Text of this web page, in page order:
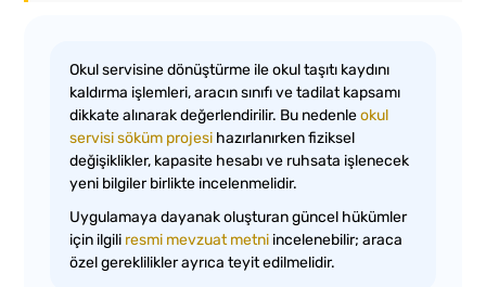
Okul servisine dönüştürme ile okul taşıtı kaydını
kaldırma işlemleri, aracın sınıfı ve tadilat kapsamı
dikkate alınarak değerlendirilir. Bu nedenleokul
servisi söküm projesi hazırlanırken fiziksel
değişiklikler, kapasite hesabı ve ruhsata işlenecek
yeni bilgiler birlikte incelenmelidir.
Uygulamaya dayanak oluşturan güncel hükümler
için ilgili resmi mevzuat metni incelenebilir; araca
özel gereklilikler ayrıca teyit edilmelidir.